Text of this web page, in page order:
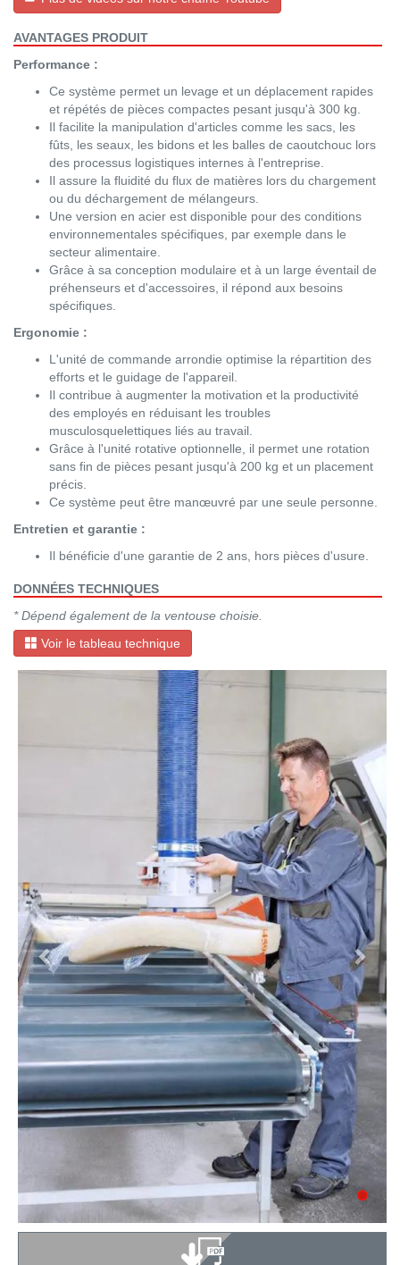
AVANTAGES PRODUIT
Performance :
Ce système permet un levage et un déplacement rapides
et répétés de pièces compactes pesant jusqu'à 300 kg.
Il facilite la manipulation d'articles comme les sacs, les
fûts, les seaux, les bidons et les balles de caoutchouc lors
des processus logistiques internes à l'entreprise.
Il assure la fluidité du flux de matières lors du chargement
ou du déchargement de mélangeurs.
Une version en acier est disponible pour des conditions
environnementales spécifiques, par exemple dans le
secteur alimentaire.
Grâce à sa conception modulaire et à un large éventail de
préhenseurs et d'accessoires, il répond aux besoins
spécifiques.
Ergonomie :
L'unité de commande arrondie optimise la répartition des
efforts et le guidage de l'appareil.
Il contribue à augmenter la motivation et la productivité
des employés en réduisant les troubles
musculosquelettiques liés au travail.
Grâce à l'unité rotative optionnelle, il permet une rotation
sans fin de pièces pesant jusqu'à 200 kg et un placement
précis.
Ce système peut être manœuvré par une seule personne.
Entretien et garantie :
Il bénéficie d'une garantie de 2 ans, hors pièces d'usure.
DONNÉES TECHNIQUES
* Dépend également de la ventouse choisie.
Voir le tableau technique